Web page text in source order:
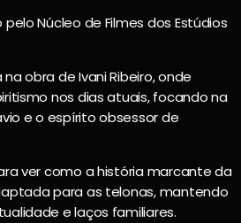
Núcleo de Filmes dos Estúdios
obra de Ivani Ribeiro, onde
nos dias atuais, focando na
e o espírito obsessor de
ver como a história marcante da
para as telonas, mantendo
e laços familiares.